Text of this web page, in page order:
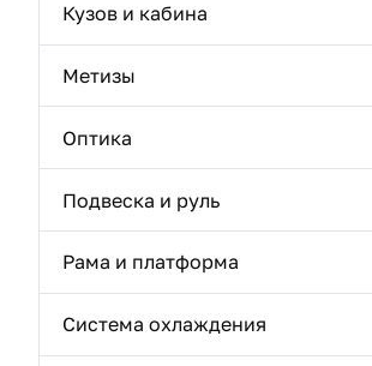
Кузов и кабина
Метизы
Оптика
Подвеска и руль
Рама и платформа
Система охлаждения